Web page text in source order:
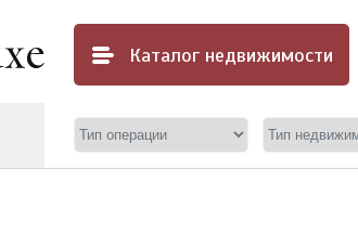
Каталог недвижимости